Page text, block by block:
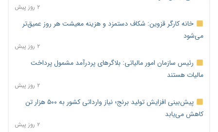
۲ روز پیش
خانه کارگر قزوین: شکاف دستمزد و هزینه معیشت هر روز عمیق‌تر
می‌شود
۲ روز پیش
رئیس سازمان امور مالیاتی: بلاگرهای پردرآمد مشمول پرداخت
مالیات هستند
۲ روز پیش
پیش‌بینی افزایش تولید برنج؛ نیاز وارداتی کشور به ۵۰۰ هزار تن
کاهش می‌یابد
۲ روز پیش